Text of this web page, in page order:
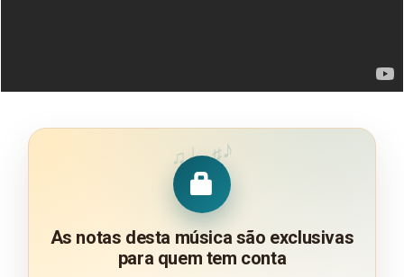
♫♩♯♪
As notas desta música são exclusivas
para quem tem conta